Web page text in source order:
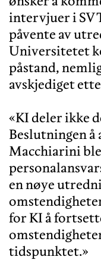
intervjuer i
påvente av
Universitetet
påstand,
avskjediget
«KI deler ikke
Beslutningen å
Macchiarini
en nøye
for KI å
tidspunktet.»